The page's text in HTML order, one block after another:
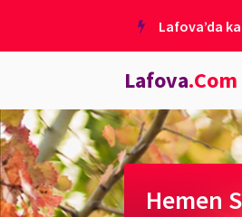
Lafova’da
Lafova.Com
Hemen